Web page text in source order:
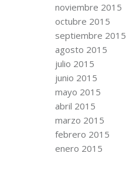
noviembre 2015
octubre 2015
septiembre 2015
agosto 2015
julio 2015
junio 2015
mayo 2015
abril 2015
marzo 2015
febrero 2015
enero 2015